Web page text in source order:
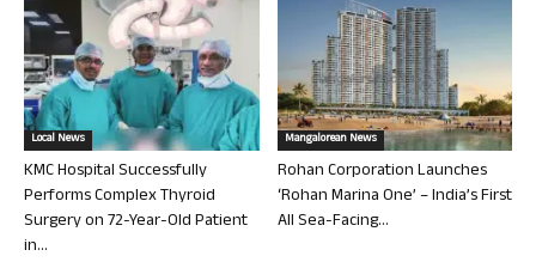
Local News
KMC Hospital Successfully
Performs Complex Thyroid
Surgery on 72-Year-Old Patient
in...
Mangalorean News
Rohan Corporation Launches
‘Rohan Marina One’ – India’s First
All Sea-Facing...